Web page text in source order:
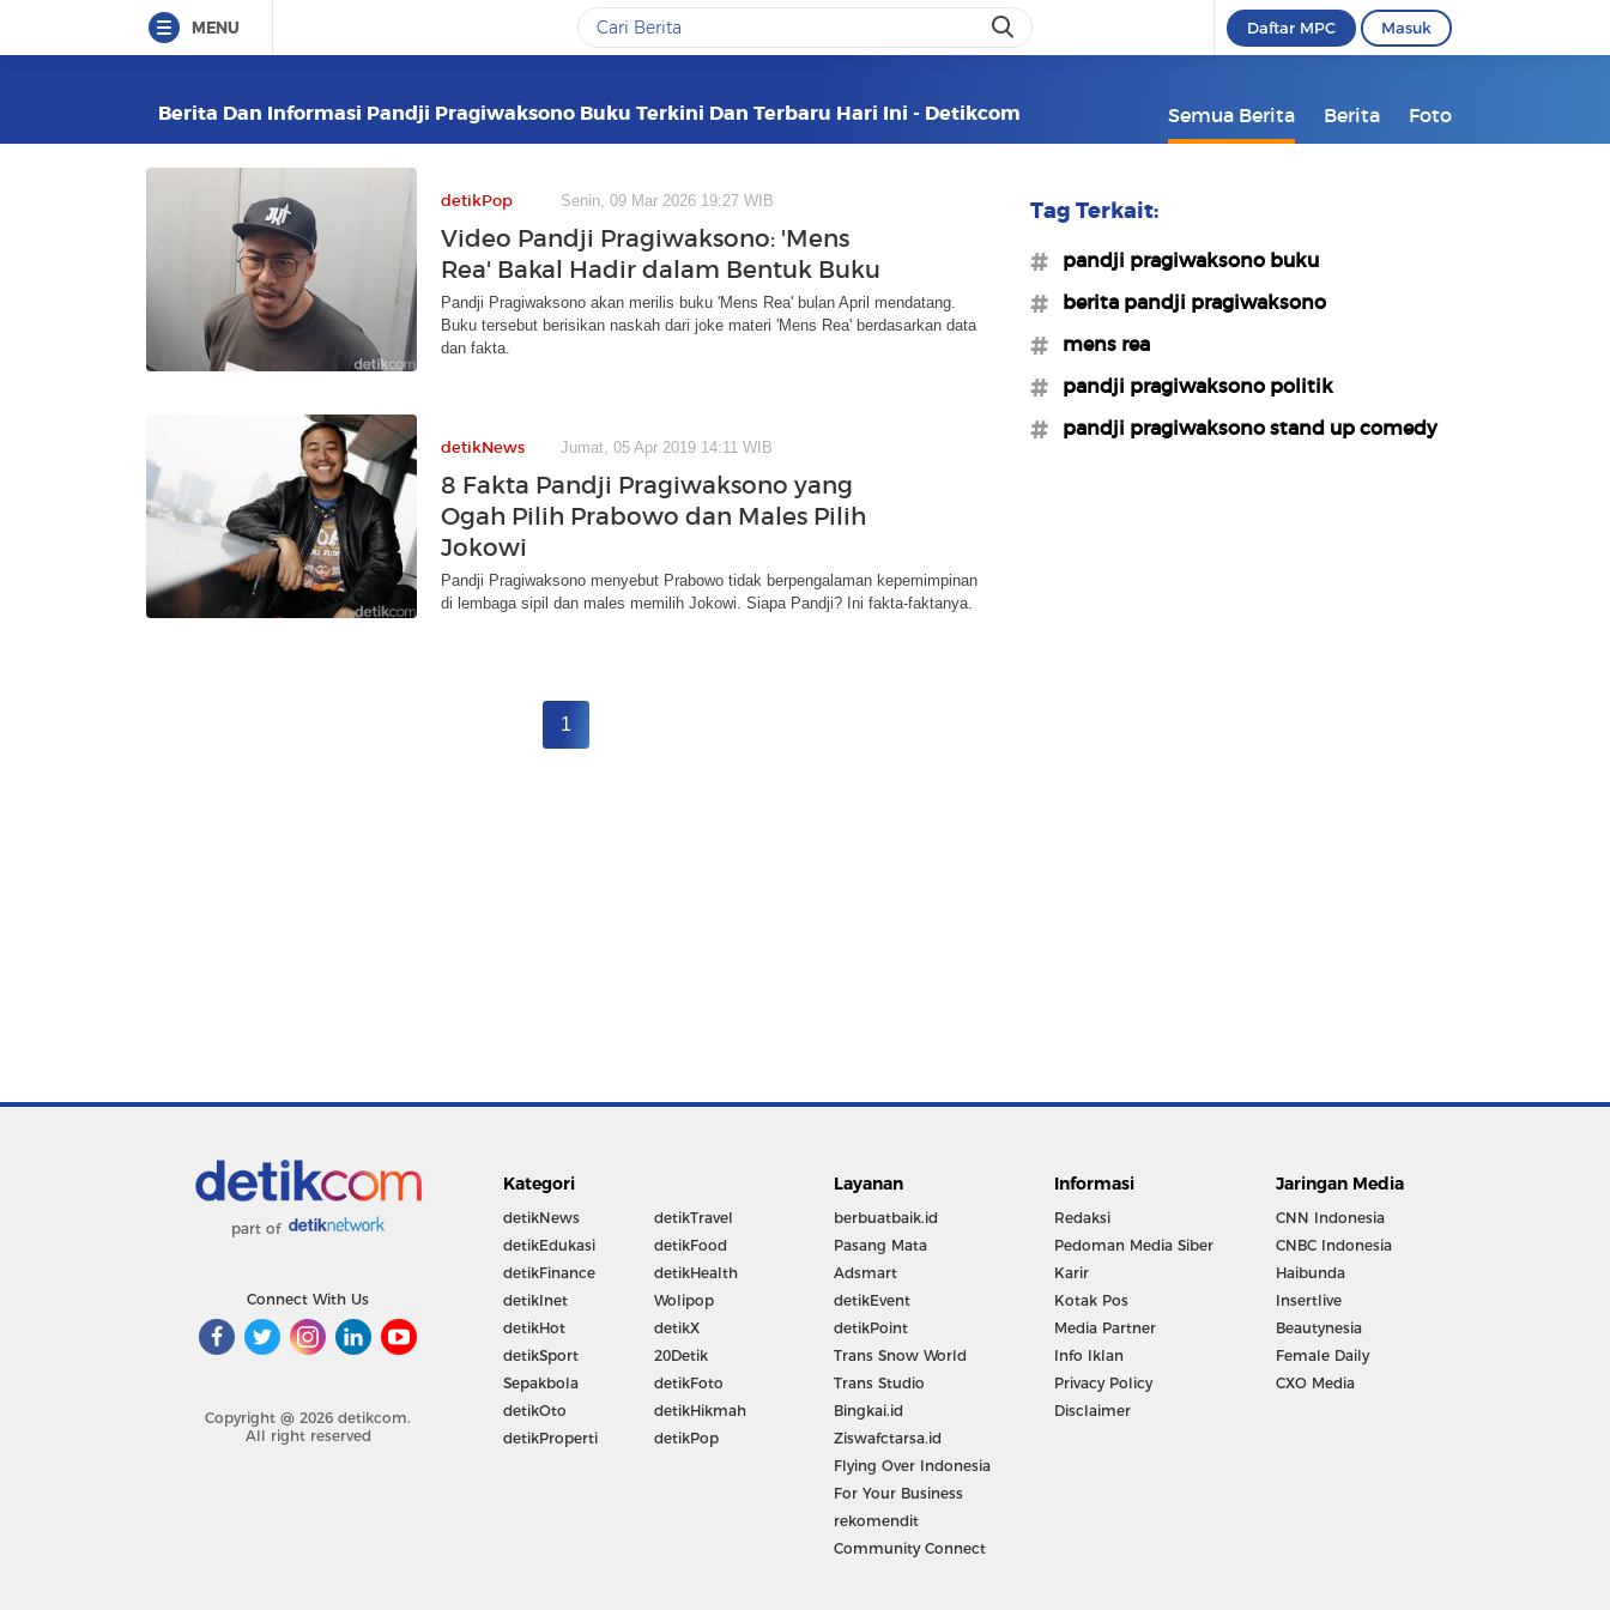
MENU Daftar MPC Masuk
Berita Dan Informasi Pandji Pragiwaksono Buku Terkini Dan Terbaru Hari Ini - Detikcom Semua Berita Berita Foto
detikPop Senin, 09 Mar 2026 19:27 WIB
Video Pandji Pragiwaksono: 'Mens
Rea' Bakal Hadir dalam Bentuk Buku
Pandji Pragiwaksono akan merilis buku 'Mens Rea' bulan April mendatang.
Buku tersebut berisikan naskah dari joke materi 'Mens Rea' berdasarkan data
dan fakta.
detikNews Jumat, 05 Apr 2019 14:11 WIB
8 Fakta Pandji Pragiwaksono yang
Ogah Pilih Prabowo dan Males Pilih
Jokowi
Pandji Pragiwaksono menyebut Prabowo tidak berpengalaman kepemimpinan
di lembaga sipil dan males memilih Jokowi. Siapa Pandji? Ini fakta-faktanya.
1
Tag Terkait:
#pandji pragiwaksono buku
#berita pandji pragiwaksono
#mens rea
#pandji pragiwaksono politik
#pandji pragiwaksono stand up comedy
part of
Connect With Us
Copyright @ 2026 detikcom.
All right reserved
Kategori
detikNews
detikEdukasi
detikFinance
detikInet
detikHot
detikSport
Sepakbola
detikOto
detikProperti
detikTravel
detikFood
detikHealth
Wolipop
detikX
20Detik
detikFoto
detikHikmah
detikPop
Layanan
berbuatbaik.id
Pasang Mata
Adsmart
detikEvent
detikPoint
Trans Snow World
Trans Studio
Bingkai.id
Ziswafctarsa.id
Flying Over Indonesia
For Your Business
rekomendit
Community Connect
Informasi
Redaksi
Pedoman Media Siber
Karir
Kotak Pos
Media Partner
Info Iklan
Privacy Policy
Disclaimer
Jaringan Media
CNN Indonesia
CNBC Indonesia
Haibunda
Insertlive
Beautynesia
Female Daily
CXO Media